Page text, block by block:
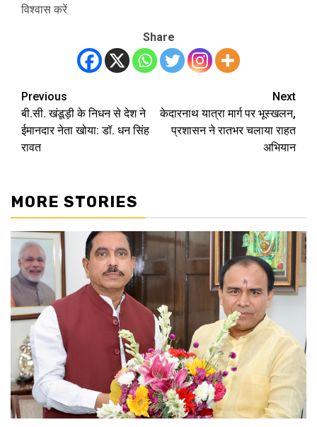
विश्वास करें
Share
Post
navigation
Previous
बी.सी. खंडूड़ी के निधन से देश ने
ईमानदार नेता खोया: डॉ. धन सिंह
रावत
Next
केदारनाथ यात्रा मार्ग पर भूस्खलन,
प्रशासन ने रातभर चलाया राहत
अभियान
MORE STORIES